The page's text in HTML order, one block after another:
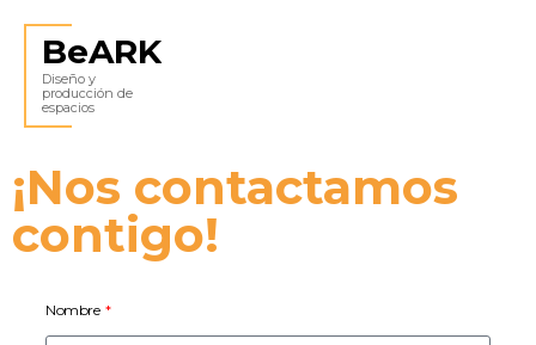
BeARK
Diseño y
producción de
espacios
¡Nos contactamos
contigo!
Nombre